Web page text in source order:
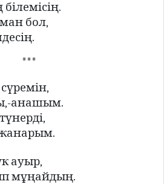
бол,
***
анашым.
ауыр,
мұңайдың.